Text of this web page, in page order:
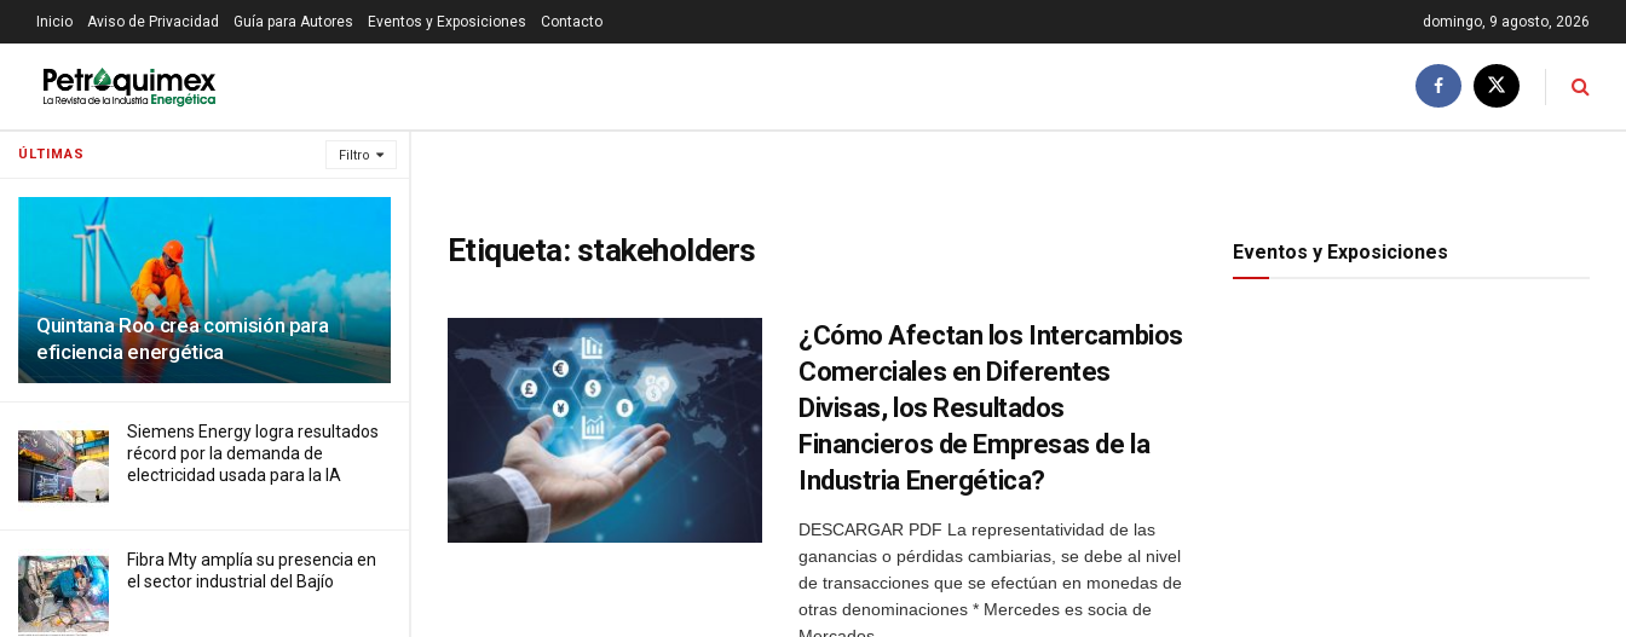
ÚLTIMAS Filtro
Quintana Roo crea comisión para
eficiencia energética
Siemens Energy logra resultados
récord por la demanda de
electricidad usada para la IA
Fibra Mty amplía su presencia en
el sector industrial del Bajío
Inicio Aviso de Privacidad Guía para Autores Eventos y Exposiciones Contacto domingo, 9 agosto, 2026
Etiqueta: stakeholders
¿Cómo Afectan los Intercambios
Comerciales en Diferentes
Divisas, los Resultados
Financieros de Empresas de la
Industria Energética?
DESCARGAR PDF La representatividad de las
ganancias o pérdidas cambiarias, se debe al nivel
de transacciones que se efectúan en monedas de
otras denominaciones * Mercedes es socia de
Eventos y Exposiciones